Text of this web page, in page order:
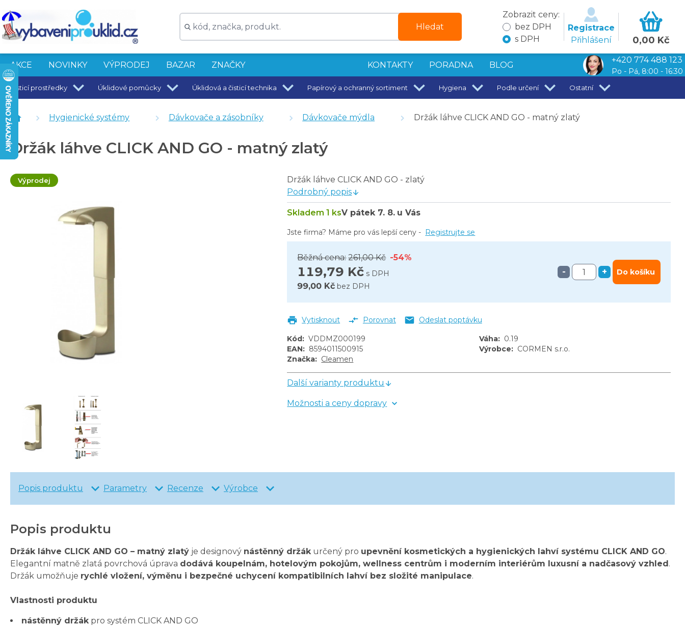
Hledat
Zobrazit ceny:
bez DPH
s DPH
Registrace
Přihlášení
0,00 Kč
AKCE NOVINKY VÝPRODEJ BAZAR ZNAČKY KONTAKTY PORADNA BLOG
+420 774 488 123
Po - Pá, 8:00 - 16:30
Čisticí prostředky Úklidové pomůcky Úklidová a čisticí technika Papírový a ochranný sortiment Hygiena Podle určení Ostatní
ISOLDA Gold vlasový šampon CLICK AND GO! 500 ml
ISOLDA Silver tělový a vlasový šampon CLICK AND GO! 550 ml
Držák láhve CLICK AND GO BASIC
Hygienické systémy Dávkovače a zásobníky Dávkovače mýdla Držák láhve CLICK AND GO - matný zlatý
Držák láhve CLICK AND GO - matný zlatý
Výprodej
Držák láhve CLICK AND GO - zlatý
Podrobný popis
Běžná cena: 261,00 Kč -54%
119,79 Kč s DPH
99,00 Kč bez DPH
- + Do košíku
Skladem 1 ksV pátek 7. 8. u Vás
Jste firma? Máme pro vás lepší ceny - Registrujte se
Vytisknout Porovnat Odeslat poptávku
Kód: VDDMZ000199 Váha: 0.19
EAN: 8594011500915 Výrobce: CORMEN s.r.o.
Značka: Cleamen
Další varianty produktu
Možnosti a ceny dopravy
Popis produktu Parametry Recenze Výrobce
Popis produktu
Držák láhve CLICK AND GO – matný zlatý je designový nástěnný držákurčený pro upevnění kosmetických a hygienických lahví systému CLICK AND GO.
Elegantní matně zlatá povrchová úprava dodává koupelnám, hotelovým pokojům, wellness centrům i moderním interiérům luxusní a nadčasový vzhled.
Držák umožňuje rychlé vložení, výměnu i bezpečné uchycení kompatibilních lahví bez složité manipulace.
Vlastnosti produktu
nástěnný držákpro systém CLICK AND GO